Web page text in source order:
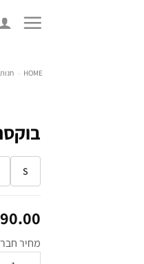
HOME
- חנות
S
מחיר